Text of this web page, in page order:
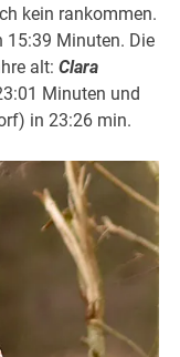
kein rankommen.
15:39 Minuten. Die
alt:Clara
Minuten und
in 23:26 min.